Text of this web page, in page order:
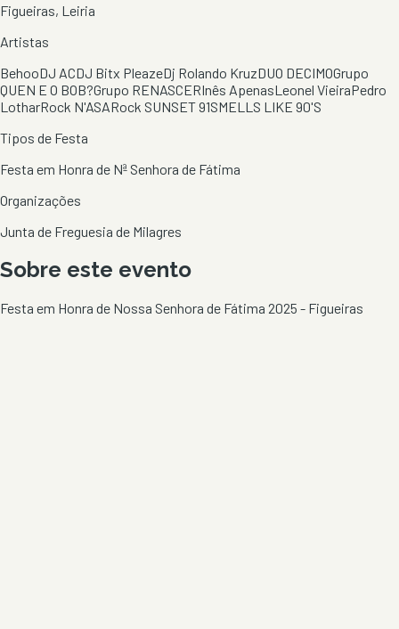
Figueiras, Leiria
Artistas
BehooDJ ACDJ Bitx PleazeDj Rolando KruzDUO DECIMOGrupo
QUEN E O BOB?Grupo RENASCERInês ApenasLeonel VieiraPedro
LotharRock N'ASARock SUNSET 91SMELLS LIKE 90'S
Tipos de Festa
Festa em Honra de Nª Senhora de Fátima
Organizações
Junta de Freguesia de Milagres
Sobre este evento
Festa em Honra de Nossa Senhora de Fátima 2025 - Figueiras